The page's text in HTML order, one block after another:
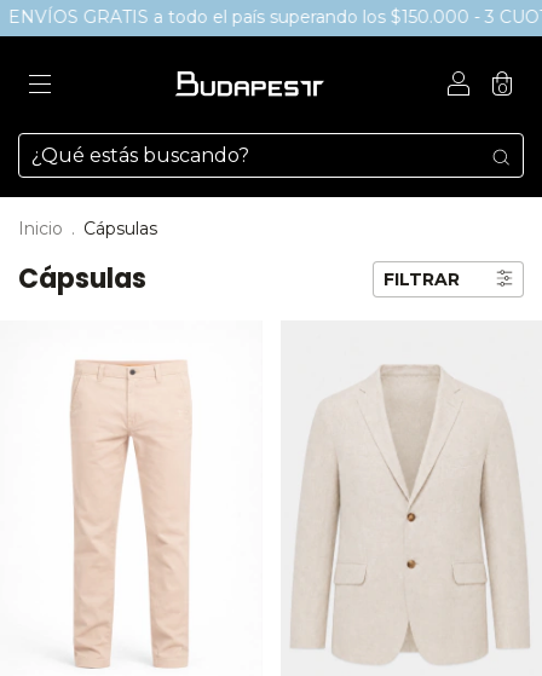
a todo el país superando los $150.000 - 3 CUOTAS SIN
0
Inicio . Cápsulas
Cápsulas FILTRAR